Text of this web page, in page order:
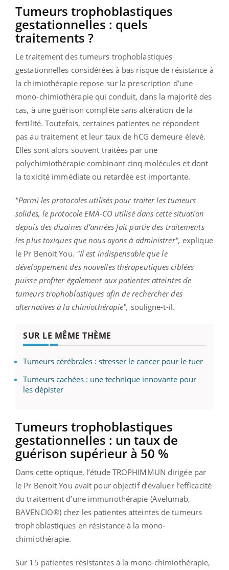
Tumeurs trophoblastiques
gestationnelles : quels
traitements ?
Le traitement des tumeurs trophoblastiques
gestationnelles considérées à bas risque de résistance à
la chimiothérapie repose sur la prescription d’une
mono-chimiothérapie qui conduit, dans la majorité des
cas, à une guérison complète sans altération de la
fertilité.Toutefois, certaines patientes ne répondent
pas au traitement et leur taux de hCG demeure élevé.
Elles sont alors souvent traitées par une
polychimiothérapie combinant cinq molécules et dont
la toxicité immédiate ou retardée est importante.
"Parmi les protocoles utilisés pour traiter les tumeurs
solides, le protocole EMA-CO utilisé dans cette situation
depuis des dizaines d’années fait partie des traitements
les plus toxiques que nous ayons à administrer", explique
le Pr Benoit You. "Il est indispensable que le
développement des nouvelles thérapeutiques ciblées
puisse profiter également aux patientes atteintes de
tumeurs trophoblastiques afin de rechercher des
alternatives à la chimiothérapie", souligne-t-il.
SUR LE MÊME THÈME
Tumeurs cérébrales : stresser le cancer pour le tuer
Tumeurs cachées : une technique innovante pour
les dépister
Tumeurs trophoblastiques
gestationnelles : un taux de
guérison supérieur à 50 %
Dans cette optique, l’étude TROPHIMMUN dirigée par
le Pr Benoit You avait pour objectif d’évaluer l’efficacité
du traitement d’une immunothérapie (Avelumab,
BAVENCIO®) chez les patientes atteintes de tumeurs
trophoblastiques en résistance à la mono-
chimiothérapie.
Sur 15 patientes résistantes à la mono-chimiothérapie,